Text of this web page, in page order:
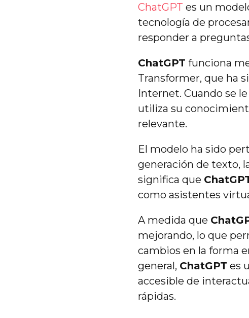
ChatGPT es un
tecnología de
responder a
ChatGPT funciona
Transformer, que ha
Internet. Cuando se
utiliza su
relevante.
El modelo ha sido
generación de texto,
significa que
como asistentes
A medida que
mejorando, lo que
cambios en la forma
general, ChatGPT es
accesible de
rápidas.